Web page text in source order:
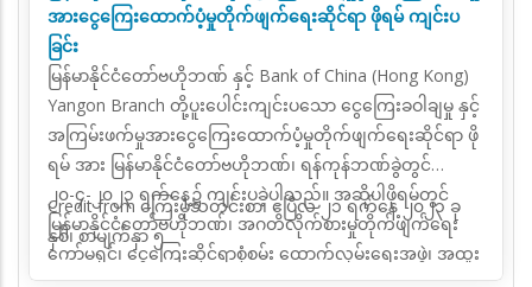
အားငွေကြေးထောက်ပံ့မှုတိုက်ဖျက်ရေးဆိုင်ရာ ဖိုရမ် ကျင်းပ
ခြင်း
မြန်မာနိုင်ငံတော်ဗဟိုဘဏ် နှင့် Bank of China (Hong Kong)
Yangon Branch တို့ပူးပေါင်းကျင်းပသော ငွေကြေးခဝါချမှု နှင့်
အကြမ်းဖက်မှုအားငွေကြေးထောက်ပံ့မှုတိုက်ဖျက်ရေးဆိုင်ရာ ဖို
ရမ် အား မြန်မာနိုင်ငံတော်ဗဟိုဘဏ်၊ ရန်ကုန်ဘဏ်ခွဲတွင်
၂၀-၄-၂၀၂၃ ရက်နေ့၌ ကျင်းပခဲ့ပါသည်။ အဆိုပါဖိုရမ်တွင်
မြန်မာနိုင်ငံတော်ဗဟိုဘဏ်၊ အဂတိလိုက်စားမှုတိုက်ဖျက်ရေး
ကော်မရှင်၊ ငွေကြေးဆိုင်ရာစုံစမ်း ထောက်လှမ်းရေးအဖွဲ့၊ အထူး
Credit from ကြေးမုံသတင်းစာ၊ ဧပြီလ ၂၁ ရက်နေ့ ၂၀၂၃ ခု
နှစ်၊ စာမျက်နှာ ၅